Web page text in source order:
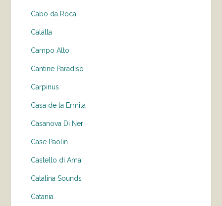
Cabo da Roca
Calalta
Campo Alto
Cantine Paradiso
Carpinus
Casa de la Ermita
Casanova Di Neri
Case Paolin
Castello di Ama
Catalina Sounds
Catania